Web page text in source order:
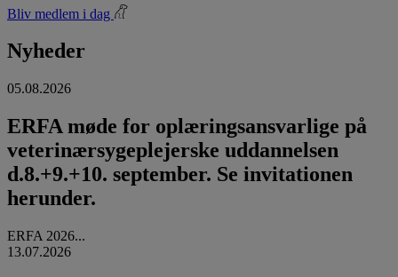
Bliv medlem i dag
Nyheder
05.08.2026
ERFA møde for oplæringsansvarlige på
veterinærsygeplejerske uddannelsen
d.8.+9.+10. september. Se invitationen
herunder.
ERFA 2026...
13.07.2026